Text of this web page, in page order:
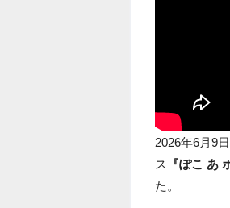
2026年6月9
ス
『ぽこ あ
た。